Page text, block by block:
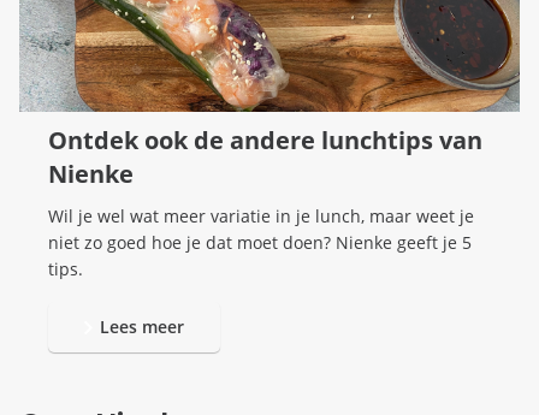
Ontdek ook de andere lunchtips van
Nienke
Wil je wel wat meer variatie in je lunch, maar weet je
niet zo goed hoe je dat moet doen? Nienke geeft je 5
tips.
Lees meer